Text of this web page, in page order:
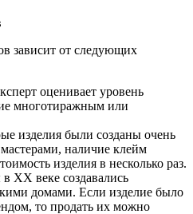
зависит от следующих
оценивает уровень
многотиражным или
изделия были созданы очень
наличие клейм
изделия в несколько раз.
ХХ веке создавались
домами. Если изделие было
то продать их можно